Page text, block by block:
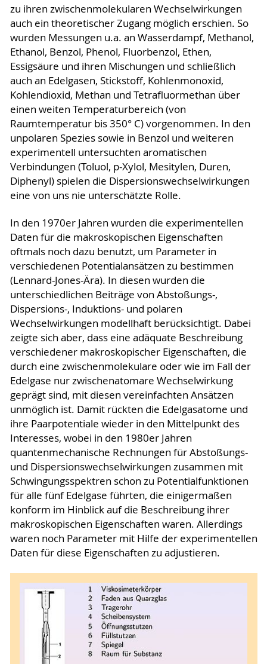
zu ihren zwischenmolekularen Wechselwirkungen
auch ein theoretischer Zugang möglich erschien. So
wurden Messungen u.a. an Wasserdampf, Methanol,
Ethanol, Benzol, Phenol, Fluorbenzol, Ethen,
Essigsäure und ihren Mischungen und schließlich
auch an Edelgasen, Stickstoff, Kohlenmonoxid,
Kohlendioxid, Methan und Tetrafluormethan über
einen weiten Temperaturbereich (von
Raumtemperatur bis 350° C) vorgenommen. In den
unpolaren Spezies sowie in Benzol und weiteren
experimentell untersuchten aromatischen
Verbindungen (Toluol, p-Xylol, Mesitylen, Duren,
Diphenyl) spielen die Dispersionswechselwirkungen
eine von uns nie unterschätzte Rolle.
In den 1970er Jahren wurden die experimentellen
Daten für die makroskopischen Eigenschaften
oftmals noch dazu benutzt, um Parameter in
verschiedenen Potentialansätzen zu bestimmen
(Lennard-Jones-Ära). In diesen wurden die
unterschiedlichen Beiträge von Abstoßungs-,
Dispersions-, Induktions- und polaren
Wechselwirkungen modellhaft berücksichtigt. Dabei
zeigte sich aber, dass eine adäquate Beschreibung
verschiedener makroskopischer Eigenschaften, die
durch eine zwischenmolekulare oder wie im Fall der
Edelgase nur zwischenatomare Wechselwirkung
geprägt sind, mit diesen vereinfachten Ansätzen
unmöglich ist. Damit rückten die Edelgasatome und
ihre Paarpotentiale wieder in den Mittelpunkt des
Interesses, wobei in den 1980er Jahren
quantenmechanische Rechnungen für Abstoßungs-
und Dispersionswechselwirkungen zusammen mit
Schwingungsspektren schon zu Potentialfunktionen
für alle fünf Edelgase führten, die einigermaßen
konform im Hinblick auf die Beschreibung ihrer
makroskopischen Eigenschaften waren. Allerdings
waren noch Parameter mit Hilfe der experimentellen
Daten für diese Eigenschaften zu adjustieren.